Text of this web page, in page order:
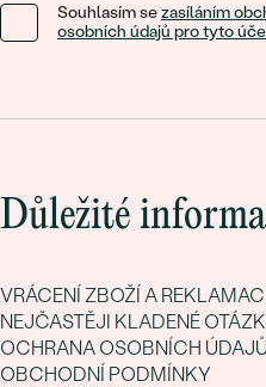
Souhlasím sezasíláním
osobních údajů pro tyto
Důležité
VRÁCENÍ ZBOŽÍ A
NEJČASTĚJI KLADENÉ
OCHRANA OSOBNÍCH ÚDAJŮ
OBCHODNÍ PODMÍNKY